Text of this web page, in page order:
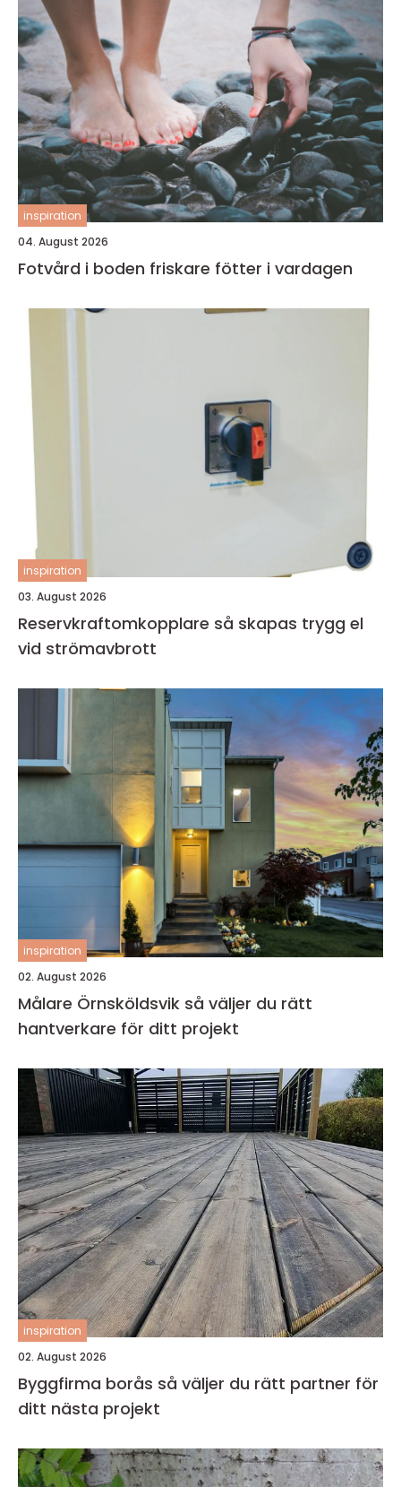
inspiration
04. August 2026
Fotvård i boden friskare fötter i vardagen
inspiration
03. August 2026
Reservkraftomkopplare så skapas trygg el
vid strömavbrott
inspiration
02. August 2026
Målare Örnsköldsvik så väljer du rätt
hantverkare för ditt projekt
inspiration
02. August 2026
Byggfirma borås så väljer du rätt partner för
ditt nästa projekt